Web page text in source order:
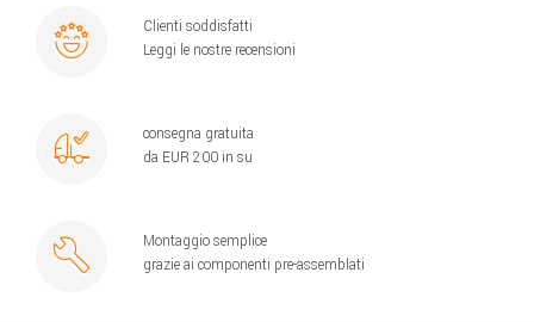
Clienti soddisfatti
Leggi le nostre recensioni
consegna gratuita
da EUR 200 in su
Montaggio semplice
grazie ai componenti pre-assemblati